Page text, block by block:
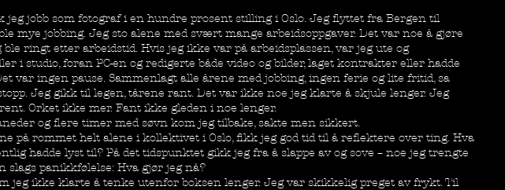
jeg jobb som fotograf i en hundre prosent stilling i Oslo. Jeg flyttet fra Bergen til
mye jobbing. Jeg sto alene med svært mange arbeidsoppgaver. Det var noe å gjøre
ble ringt etter arbeidstid. Hvis jeg ikke var på arbeidsplassen, var jeg ute og
i studio, foran PC-en og redigerte både video og bilder, laget kontrakter eller hadde
var ingen pause. Sammenlagt alle årene med jobbing, ingen ferie og lite fritid, sa
Jeg gikk til legen, tårene rant. Det var ikke noe jeg klarte å skjule lenger. Jeg
Orket ikke mer. Fant ikke gleden i noe lenger.
og flere timer med søvn kom jeg tilbake, sakte men sikkert.
på rommet helt alene i kollektivet i Oslo, fikk jeg god tid til å reflektere over ting. Hva
hadde lyst til? På det tidspunktet gikk jeg fra å slappe av og sove – noe jeg trengte
slags panikkfølelse: Hva gjør jeg nå?
jeg ikke klarte å tenke utenfor boksen lenger. Jeg var skikkelig preget av frykt. Til